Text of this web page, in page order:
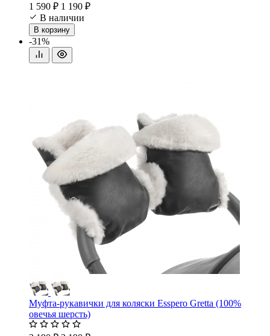
1 590 ₽ 1 190 ₽
В наличии
В корзину
-31%
Муфта-рукавички для коляски Esspero Gretta (100%
овечья шерсть)